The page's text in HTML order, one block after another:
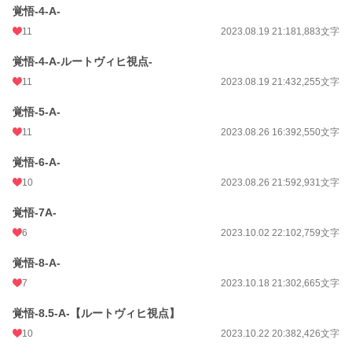
覚悟-4-A-
11 2023.08.19 21:181,883文字
覚悟-4-A-ルートヴィヒ視点-
11 2023.08.19 21:432,255文字
覚悟-5-A-
11 2023.08.26 16:392,550文字
覚悟-6-A-
10 2023.08.26 21:592,931文字
覚悟-7A-
6 2023.10.02 22:102,759文字
覚悟-8-A-
7 2023.10.18 21:302,665文字
覚悟-8.5-A-【ルートヴィヒ視点】
10 2023.10.22 20:382,426文字